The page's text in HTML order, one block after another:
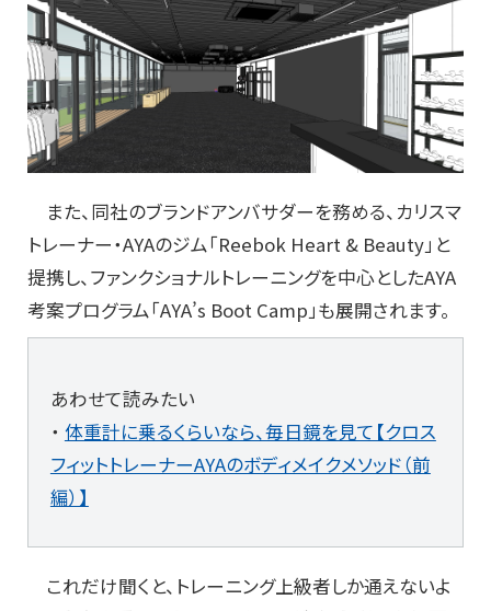
また、同社のブランドアンバサダーを務める、カリスマ
トレーナー・AYAのジム「Reebok Heart & Beauty」と
提携し、ファンクショナルトレーニングを中心としたAYA
考案プログラム「AYA’s Boot Camp」も展開されます。
あわせて読みたい
・ 体重計に乗るくらいなら、毎日鏡を見て【クロス
フィットトレーナーAYAのボディメイクメソッド（前
編）】
これだけ聞くと、トレーニング上級者しか通えないよ